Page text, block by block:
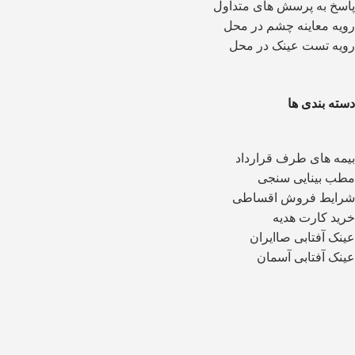
پاسخ به پرسش های متداول
رویه معاینه چشم در محل
رویه تست عینک در محل
دسته بندی ها
بیمه های طرف قرارداد
مطب بینایی سنجی
شرایط فروش اقساطی
خرید کارت هدیه
عینک آفتابی صاایران
عینک آفتابی آسمان